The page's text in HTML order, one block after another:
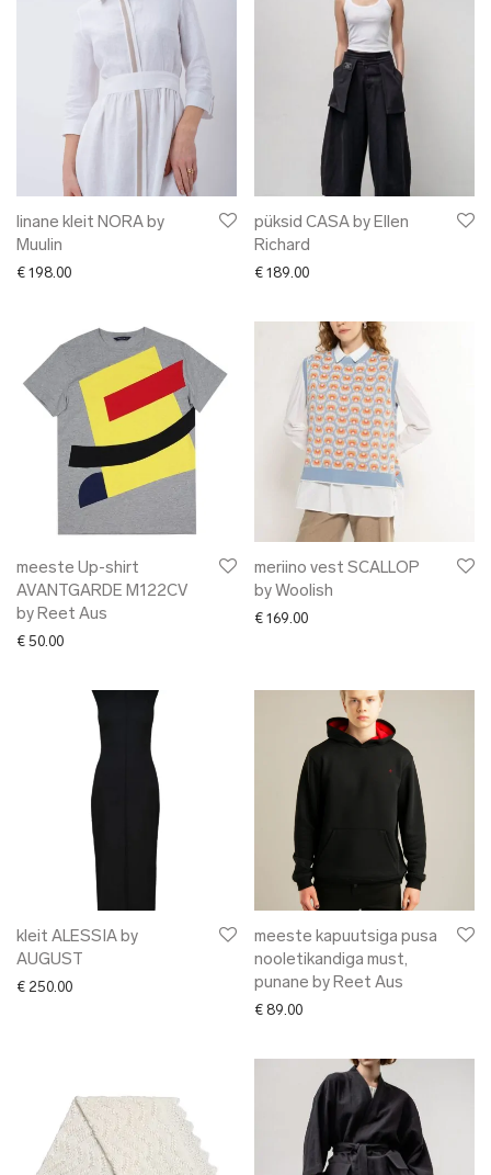
linane kleit NORA by
Muulin
€ 198.00
püksid CASA by Ellen
Richard
€ 189.00
meeste Up-shirt
AVANTGARDE M122CV
by Reet Aus
€ 50.00
meriino vest SCALLOP
by Woolish
€ 169.00
kleit ALESSIA by
AUGUST
€ 250.00
meeste kapuutsiga pusa
nooletikandiga must,
punane by Reet Aus
€ 89.00